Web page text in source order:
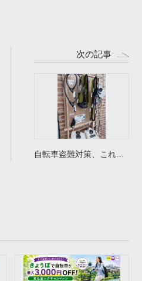
次の記事
自転車盗難対策、これで